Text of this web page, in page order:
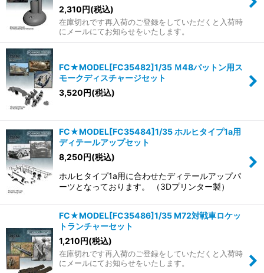
2,310円(税込)
在庫切れです再入荷のご登録をしていただくと入荷時
にメールにてお知らせをいたします。
FC★MODEL[FC35482]1/35 Ｍ48パットン用ス
モークディスチャージセット
3,520円(税込)
FC★MODEL[FC35484]1/35 ホルヒタイプ1a用
ディテールアップセット
8,250円(税込)
ホルヒタイプ1a用に合わせたディテールアップパ
ーツとなっております。 （3Dプリンター製）
FC★MODEL[FC35486]1/35 M72対戦車ロケッ
トランチャーセット
1,210円(税込)
在庫切れです再入荷のご登録をしていただくと入荷時
にメールにてお知らせをいたします。